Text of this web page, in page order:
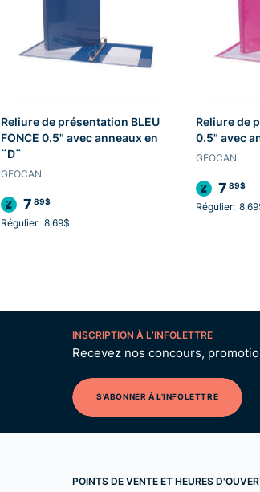
Reliure de présentation BLEU
FONCE 0.5" avec anneaux en
¨D¨
GEOCAN
7 89$
Régulier: 8,69$
Reliure de
0.5" avec
GEOCAN
7 89$
Régulier:
INSCRIPTION À L’INFOLETTRE
Recevez nos concours,
S'ABONNER À L'INFOLETTRE
POINTS DE VENTE ET HEURES